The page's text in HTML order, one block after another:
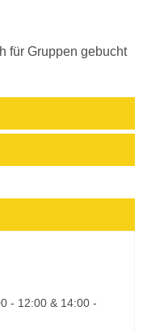
für Gruppen gebucht
- 12:00 & 14:00 -